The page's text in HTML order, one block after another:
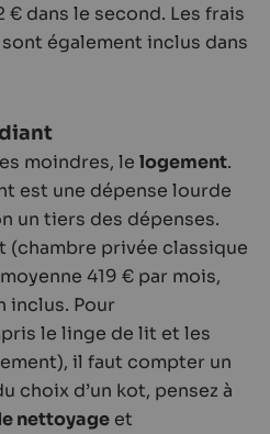
dans le second. Les frais
également inclus dans
moindres, le logement.
est une dépense lourde
un tiers des dépenses.
(chambre privée classique
419 € par mois,
inclus. Pour
le linge de lit et les
il faut compter un
choix d’un kot, pensez à
nettoyage et